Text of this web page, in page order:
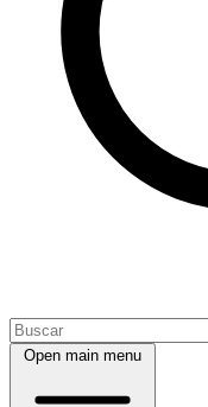
Open main menu